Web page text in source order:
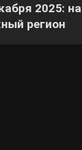
2025: на
регион